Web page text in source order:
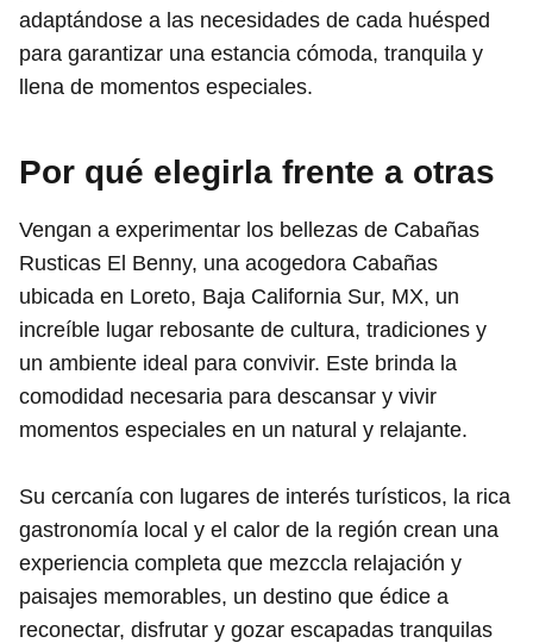
adaptándose a las necesidades de cada huésped
para garantizar una estancia cómoda, tranquila y
llena de momentos especiales.
Por qué elegirla frente a otras
Vengan a experimentar los bellezas de Cabañas
Rusticas El Benny, una acogedora Cabañas
ubicada en Loreto, Baja California Sur, MX, un
increíble lugar rebosante de cultura, tradiciones y
un ambiente ideal para convivir. Este brinda la
comodidad necesaria para descansar y vivir
momentos especiales en un natural y relajante.
Su cercanía con lugares de interés turísticos, la rica
gastronomía local y el calor de la región crean una
experiencia completa que mezccla relajación y
paisajes memorables, un destino que édice a
reconectar, disfrutar y gozar escapadas tranquilas